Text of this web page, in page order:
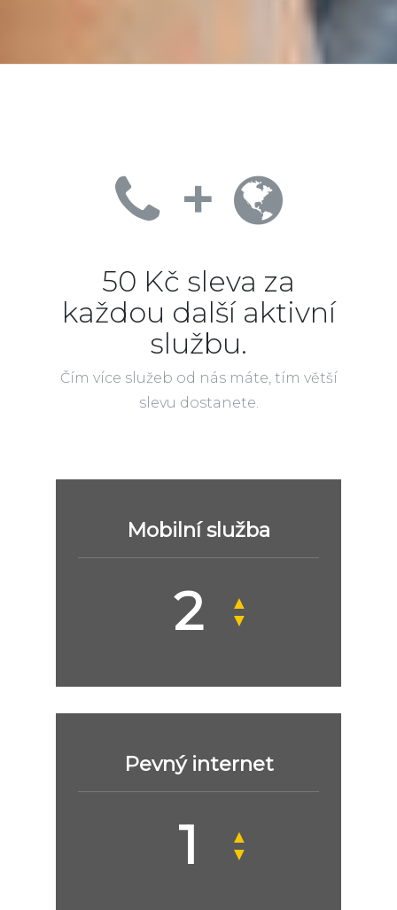
+
50 Kč sleva za
každou další aktivní
službu.
Čím více služeb od nás máte, tím větší
slevu dostanete.
Mobilní služba
▲
▼
Pevný internet
▲
▼